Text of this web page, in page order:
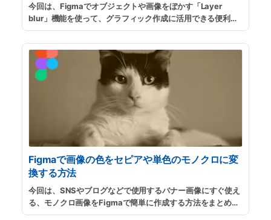
今回は、Figmaでオブジェクトや画像をぼかす「Layer
blur」機能を使って、グラフィック作成に活用できる便利な
テクニックをいくつかご紹介します。プラグインと組み合わ
せると、Photoshopを使ったような高度なグラフィックも制
作できますので、覚えておいて損はないです。
Figmaで画像の色をセピアや単色のモノクロに変
換する方法
今回は、SNSやブログなどで使用するバナー画像にすぐ使え
る、モノクロ画像をFigmaで簡単に作成する方法をまとめま
した。...続きを読む